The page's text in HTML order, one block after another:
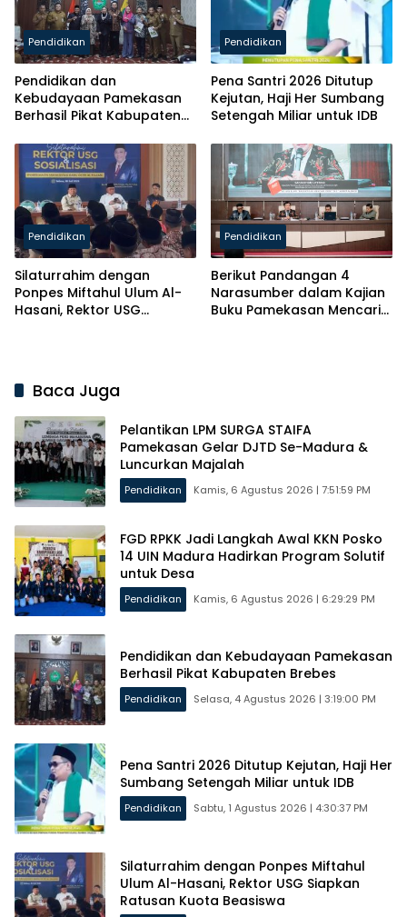
Pendidikan
Pendidikan dan
Kebudayaan Pamekasan
Berhasil Pikat Kabupaten
Pendidikan
Pena Santri 2026 Ditutup
Kejutan, Haji Her Sumbang
Setengah Miliar untuk IDB
Pendidikan
Silaturrahim dengan
Ponpes Miftahul Ulum Al-
Hasani, Rektor USG
Pendidikan
Berikut Pandangan 4
Narasumber dalam Kajian
Buku Pamekasan Mencari
Baca Juga
Pelantikan LPM SURGA STAIFA
Pamekasan Gelar DJTD Se-Madura &
Luncurkan Majalah
Pendidikan Kamis, 6 Agustus 2026 | 7:51:59 PM
FGD RPKK Jadi Langkah Awal KKN Posko
14 UIN Madura Hadirkan Program Solutif
untuk Desa
Pendidikan Kamis, 6 Agustus 2026 | 6:29:29 PM
Pendidikan dan Kebudayaan Pamekasan
Berhasil Pikat Kabupaten Brebes
Pendidikan Selasa, 4 Agustus 2026 | 3:19:00 PM
Pena Santri 2026 Ditutup Kejutan, Haji Her
Sumbang Setengah Miliar untuk IDB
Pendidikan Sabtu, 1 Agustus 2026 | 4:30:37 PM
Silaturrahim dengan Ponpes Miftahul
Ulum Al-Hasani, Rektor USG Siapkan
Ratusan Kuota Beasiswa